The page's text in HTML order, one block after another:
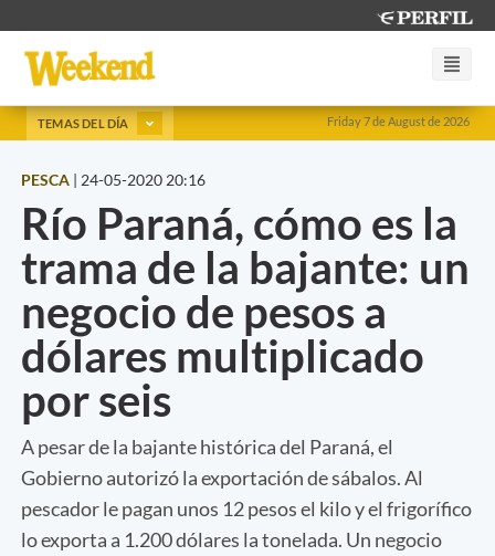
Friday 7 de August de 2026
TEMAS DEL DÍA
PESCA | 24-05-2020 20:16
Río Paraná, cómo es la
trama de la bajante: un
negocio de pesos a
dólares multiplicado
por seis
A pesar de la bajante histórica del Paraná, el
Gobierno autorizó la exportación de sábalos. Al
pescador le pagan unos 12 pesos el kilo y el frigorífico
lo exporta a 1.200 dólares la tonelada. Un negocio